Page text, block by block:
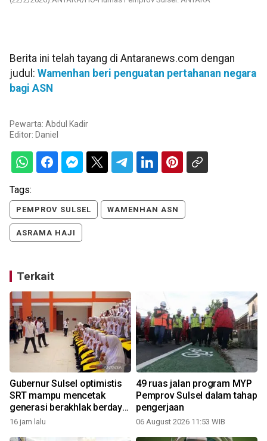
Berita ini telah tayang di Antaranews.com dengan
judul: Wamenhan beri penguatan pertahanan negara
bagi ASN
Pewarta: Abdul Kadir
Editor: Daniel
Tags:
PEMPROV SULSEL WAMENHAN ASN
ASRAMA HAJI
Terkait
Gubernur Sulsel optimistis
SRT mampu mencetak
generasi berakhlak berdaya
saing
16 jam lalu
49 ruas jalan program MYP
Pemprov Sulsel dalam tahap
pengerjaan
06 August 2026 11:53 WIB